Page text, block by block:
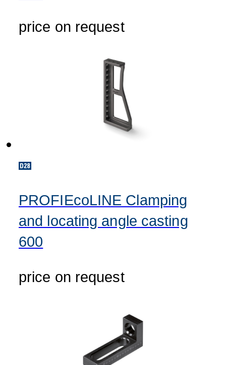
price on request
PROFIEcoLINE Clamping
and locating angle casting
600
price on request